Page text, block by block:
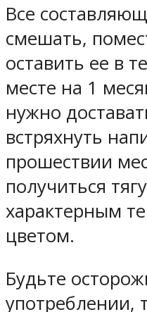
Все
смешать,
оставить ее в
месте на 1
нужно
встряхнуть
прошествии
получиться
характерным
цветом.
Будьте
употреблении,